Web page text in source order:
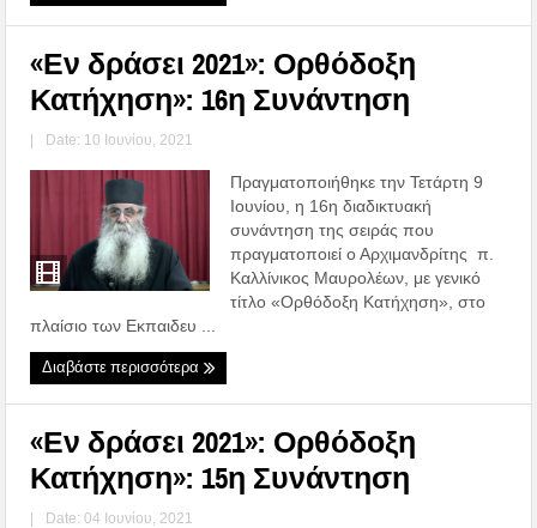
«Εν δράσει 2021»: Ορθόδοξη
Κατήχηση»: 16η Συνάντηση
| Date: 10 Ιουνίου, 2021
Πραγματοποιήθηκε την Τετάρτη 9
Ιουνίου, η 16η διαδικτυακή
συνάντηση της σειράς που
πραγματοποιεί ο Αρχιμανδρίτης π.
Καλλίνικος Μαυρολέων, με γενικό
τίτλο «Ορθόδοξη Κατήχηση», στο
πλαίσιο των Εκπαιδευ ...
Διαβάστε περισσότερα
«Εν δράσει 2021»: Ορθόδοξη
Κατήχηση»: 15η Συνάντηση
| Date: 04 Ιουνίου, 2021